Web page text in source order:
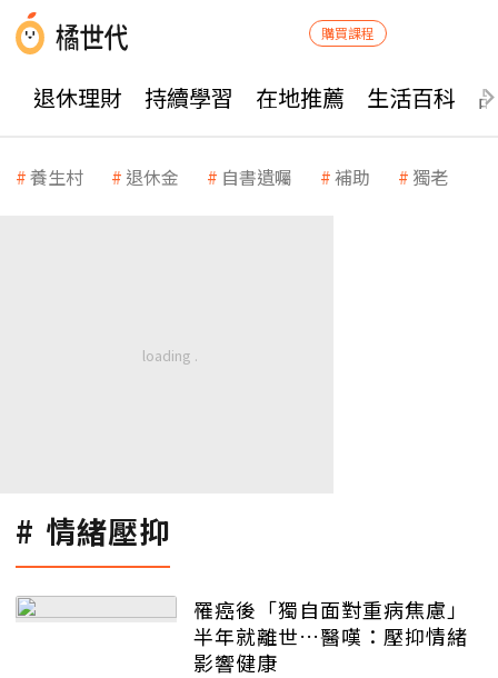
購買課程
退休理財 持續學習 在地推薦 生活百科
養生村 退休金 自書遺囑 補助 獨老
情緒壓抑
罹癌後「獨自面對重病焦慮」
半年就離世…醫嘆：壓抑情緒
影響健康